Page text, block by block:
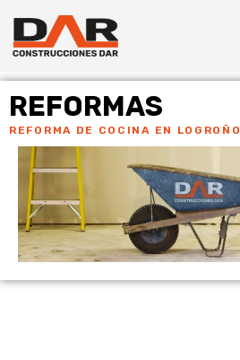
REFORMAS
REFORMA DE COCINA EN LOGROÑO